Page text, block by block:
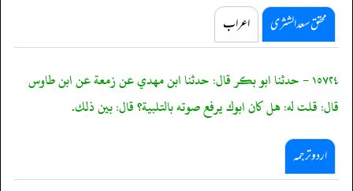
محقق سعد الشثری اعراب
١٥٧٢٤ - حدثنا ابو بكر قال: حدثنا ابن مهدي عن زمعة عن ابن طاوس
قال: قلت له: هل كان ابوك يرفع صوته بالتلبية؟ قال: بين ذلك.
اردو ترجمہ